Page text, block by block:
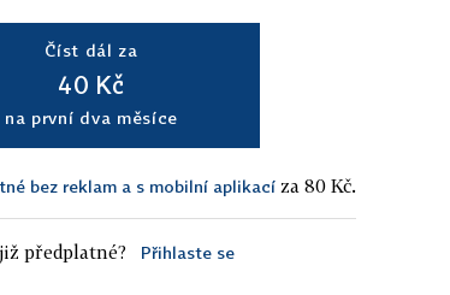
Číst dál za
40 Kč
na první dva měsíce
bez reklam a s mobilní aplikací za 80 Kč.
předplatné? Přihlaste se